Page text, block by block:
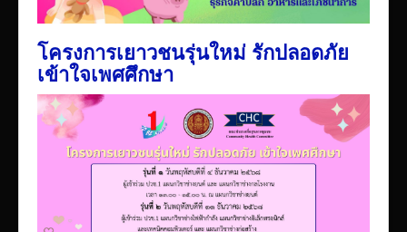
โครงการเยาวชนรุ่นใหม่ รักปลอดภัย
เข้าใจเพศศึกษา